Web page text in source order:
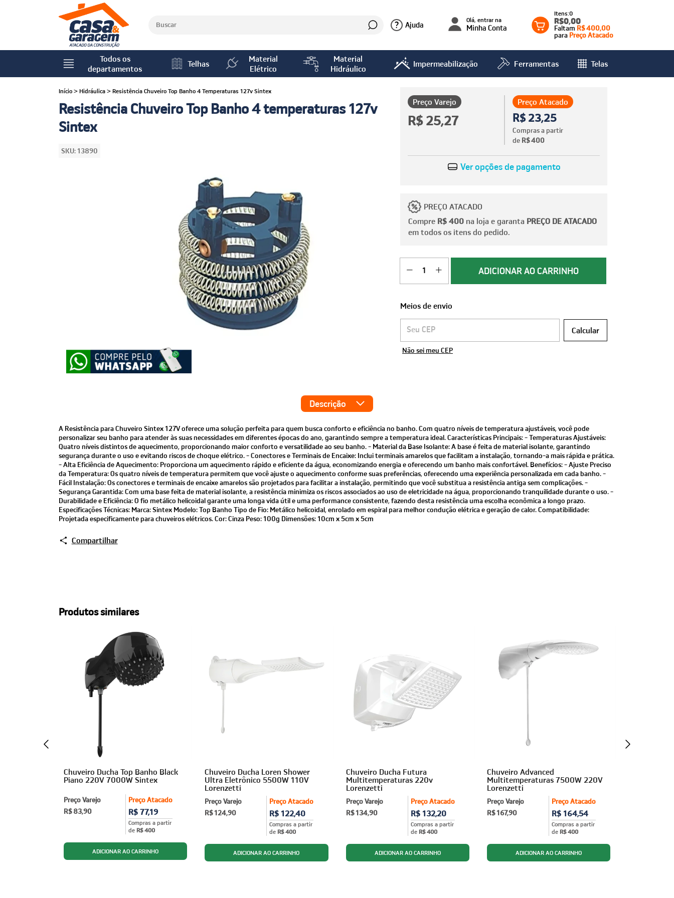
? Ajuda Olá, entrar na
Minha Conta
0
R$0,00
Faltam R$ 400,00
para Preço Atacado
Todos os
departamentos
Telhas
Material
Elétrico
Material
Hidráulico
Impermeabilização Ferramentas Telas
Início > Hidráulica > Resistência Chuveiro Top Banho 4 Temperaturas 127v Sintex
Resistência Chuveiro Top Banho 4 temperaturas 127v
Sintex
SKU: 13890
Preço Atacado
R$ 23,25
Compras a partir
de R$ 400
Preço Varejo
R$ 25,27
Ver opções de pagamento
PREÇO ATACADO
Compre R$ 400 na loja e garanta PREÇO DE ATACADO
em todos os itens do pedido.
Meios de envio
Entregas para o CEP:
Calcular
Não sei meu CEP
Descrição
A Resistência para Chuveiro Sintex 127V oferece uma solução perfeita para quem busca conforto e eficiência no banho. Com quatro níveis de temperatura ajustáveis, você pode
personalizar seu banho para atender às suas necessidades em diferentes épocas do ano, garantindo sempre a temperatura ideal. Características Principais: - Temperaturas Ajustáveis:
Quatro níveis distintos de aquecimento, proporcionando maior conforto e versatilidade ao seu banho. - Material da Base Isolante: A base é feita de material isolante, garantindo
segurança durante o uso e evitando riscos de choque elétrico. - Conectores e Terminais de Encaixe: Inclui terminais amarelos que facilitam a instalação, tornando-a mais rápida e prática.
- Alta Eficiência de Aquecimento: Proporciona um aquecimento rápido e eficiente da água, economizando energia e oferecendo um banho mais confortável. Benefícios: - Ajuste Preciso
da Temperatura: Os quatro níveis de temperatura permitem que você ajuste o aquecimento conforme suas preferências, oferecendo uma experiência personalizada em cada banho. -
Fácil Instalação: Os conectores e terminais de encaixe amarelos são projetados para facilitar a instalação, permitindo que você substitua a resistência antiga sem complicações. -
Segurança Garantida: Com uma base feita de material isolante, a resistência minimiza os riscos associados ao uso de eletricidade na água, proporcionando tranquilidade durante o uso. -
Durabilidade e Eficiência: O fio metálico helicoidal garante uma longa vida útil e uma performance consistente, fazendo desta resistência uma escolha econômica a longo prazo.
Especificações Técnicas: Marca: Sintex Modelo: Top Banho Tipo de Fio: Metálico helicoidal, enrolado em espiral para melhor condução elétrica e geração de calor. Compatibilidade:
Projetada especificamente para chuveiros elétricos. Cor: Cinza Peso: 100g Dimensões: 10cm x 5cm x 5cm
Compartilhar
Produtos similares
Chuveiro Ducha Top Banho Black
Piano 220V 7000W Sintex
Preço Atacado
R$ 77,19
Compras a partir
de R$ 400
Preço Varejo
R$ 83,90
Chuveiro Ducha Loren Shower
Ultra Eletrônico 5500W 110V
Lorenzetti
Preço Atacado
R$ 122,40
Compras a partir
de R$ 400
Preço Varejo
R$ 124,90
Chuveiro Ducha Futura
Multitemperaturas 220v
Lorenzetti
Preço Atacado
R$ 132,20
Compras a partir
de R$ 400
Preço Varejo
R$ 134,90
Chuveiro Advanced
Multitemperaturas 7500W 220V
Lorenzetti
Preço Atacado
R$ 164,54
Compras a partir
de R$ 400
Preço Varejo
R$ 167,90